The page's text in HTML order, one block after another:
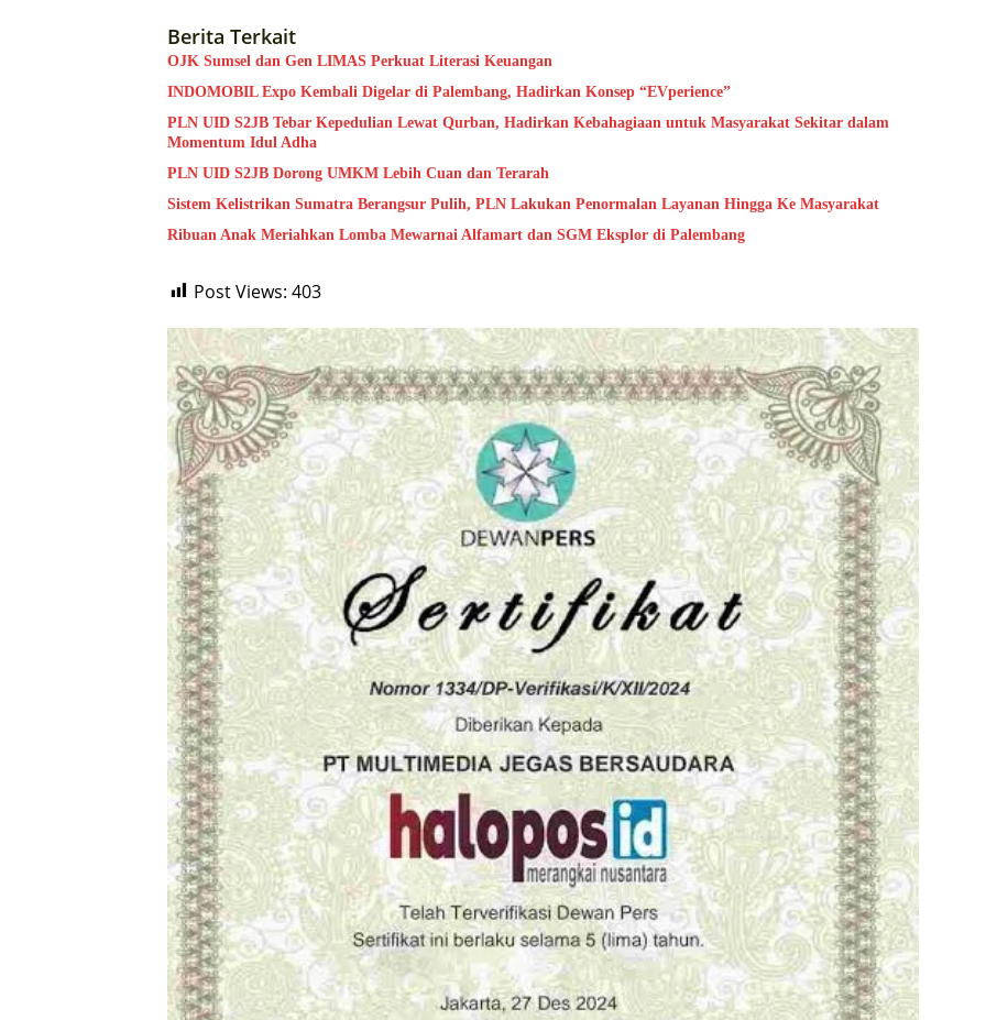
Berita Terkait
OJK Sumsel dan Gen LIMAS Perkuat Literasi Keuangan
INDOMOBIL Expo Kembali Digelar di Palembang, Hadirkan Konsep “EVperience”
PLN UID S2JB Tebar Kepedulian Lewat Qurban, Hadirkan Kebahagiaan untuk Masyarakat Sekitar dalam
Momentum Idul Adha
PLN UID S2JB Dorong UMKM Lebih Cuan dan Terarah
Sistem Kelistrikan Sumatra Berangsur Pulih, PLN Lakukan Penormalan Layanan Hingga Ke Masyarakat
Ribuan Anak Meriahkan Lomba Mewarnai Alfamart dan SGM Eksplor di Palembang
Post Views: 403